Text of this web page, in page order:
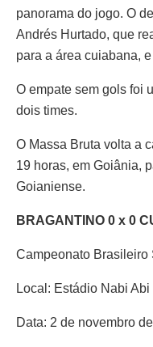
panorama do jogo. O
Andrés Hurtado, que
para a área cuiabana,
O empate sem gols foi
dois times.
O Massa Bruta volta a
19 horas, em Goiânia,
Goianiense.
BRAGANTINO 0 x 0
Campeonato Brasileiro
Local: Estádio Nabi
Data: 2 de novembro